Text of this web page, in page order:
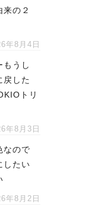
来の２
年8月4日
もうし
戻した
トリ
年8月3日
なので
したい
年8月2日